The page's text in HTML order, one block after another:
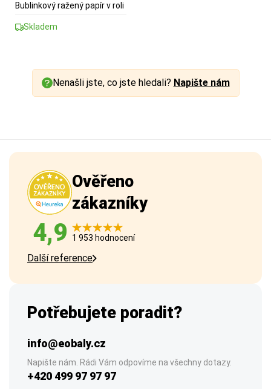
Bublinkový ražený papír v roli
Skladem
Nenašli jste, co jste hledali? Napište nám
Ověřeno
zákazníky
4,9 1 953 hodnocení
Další reference
Potřebujete poradit?
info@eobaly.cz
Napište nám. Rádi Vám odpovíme na všechny dotazy.
+420 499 97 97 97